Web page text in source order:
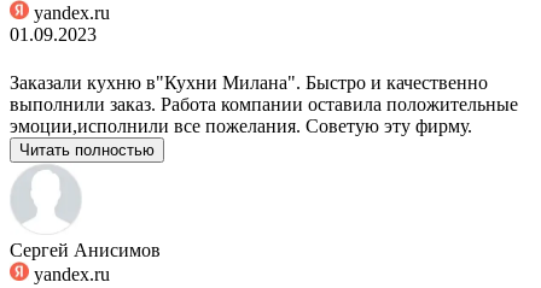
yandex.ru
01.09.2023
Заказали кухню в"Кухни Милана". Быстро и качественно
выполнили заказ. Работа компании оставила положительные
эмоции,исполнили все пожелания. Советую эту фирму.
Читать полностью
Сергей Анисимов
yandex.ru